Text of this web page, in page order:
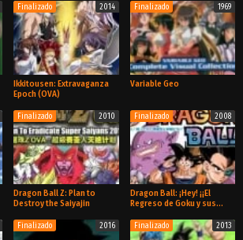
TV Ova
Finalizado 2014
Ova
Ikkitousen: Extravaganza
Epoch (OVA)
Finalizado 1969
Ova
Variable Geo
Finalizado 2010
Dragon Ball Z: Plan to
Destroy the Saiyajin
Finalizado 2008
Dragon Ball: ¡Hey! ¡¡El
Regreso de Goku y sus
Finalizado 2016 Finalizado 2013